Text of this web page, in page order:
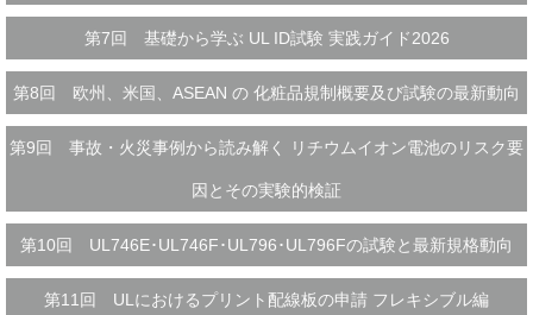
第7回 基礎から学ぶ UL ID試験 実践ガイド2026
第8回 欧州、米国、ASEAN の 化粧品規制概要及び試験の最新動向
第9回 事故・火災事例から読み解く リチウムイオン電池のリスク要
因とその実験的検証
第10回 UL746E･UL746F･UL796･UL796Fの試験と最新規格動向
第11回 ULにおけるプリント配線板の申請 フレキシブル編